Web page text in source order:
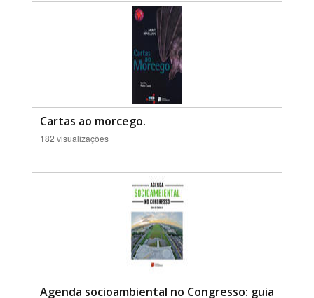
Cartas ao morcego.
182 visualizações
Agenda socioambiental no Congresso: guia